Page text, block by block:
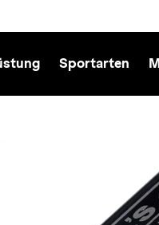
Sportarten